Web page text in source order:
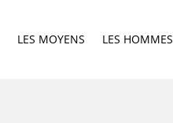
LES MOYENS LES HOMMES